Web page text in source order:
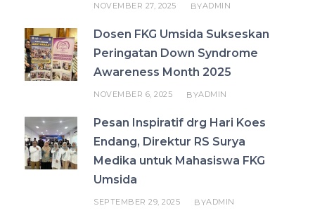
NOVEMBER 27, 2025 BYADMIN
Dosen FKG Umsida Sukseskan
Peringatan Down Syndrome
Awareness Month 2025
NOVEMBER 6, 2025 BYADMIN
Pesan Inspiratif drg Hari Koes
Endang, Direktur RS Surya
Medika untuk Mahasiswa FKG
Umsida
SEPTEMBER 29, 2025 BYADMIN